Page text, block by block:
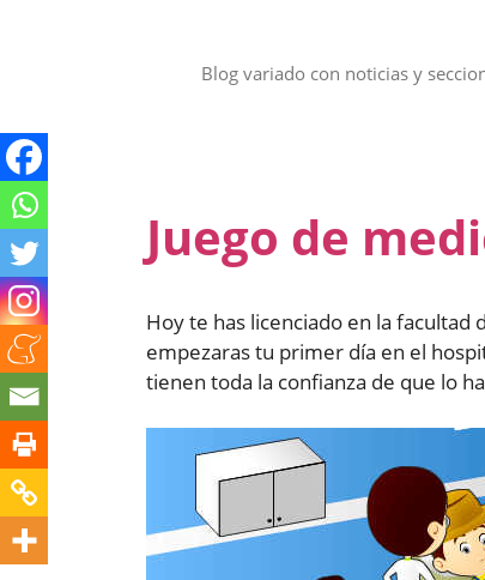
Blog variado con noticias y
Juego de
Hoy te has licenciado en la
empezaras tu primer día en el
tienen toda la confianza de que lo